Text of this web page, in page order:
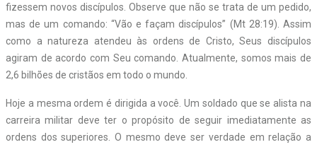
fizessem novos discípulos. Observe que não se trata de um pedido,
mas de um comando: “Vão e façam discípulos” (Mt 28:19). Assim
como a natureza atendeu às ordens de Cristo, Seus discípulos
agiram de acordo com Seu comando. Atualmente, somos mais de
2,6 bilhões de cristãos em todo o mundo.
Hoje a mesma ordem é dirigida a você. Um soldado que se alista na
carreira militar deve ter o propósito de seguir imediatamente as
ordens dos superiores. O mesmo deve ser verdade em relação a